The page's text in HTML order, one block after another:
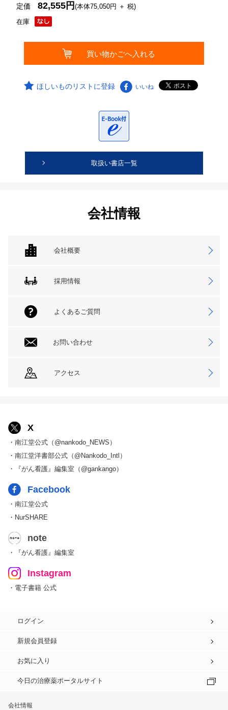
在庫
定価82,555円(本体75,050円 ＋ 税)
ほしいものリストに登録 いいね
取扱い書店一覧
会社情報
会社概要
採用情報
よくあるご質問
お問い合わせ
アクセス
X
・南江堂公式（@nankodo_NEWS）
・南江堂洋書部公式（@Nankodo_Intl）
・『がん看護』編集室（@gankango）
Facebook
・南江堂公式
・NurSHARE
note
・『がん看護』編集室
Instagram
・電子書籍 公式
ログイン
新規会員登録
お気に入り
今日の治療薬ポータルサイト
会社情報